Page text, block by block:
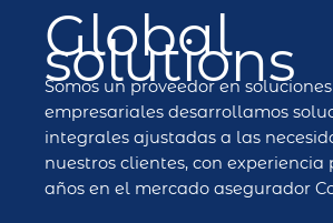
Global
solutions
Somos un proveedor en
empresariales desarrollamos
integrales ajustadas a las
nuestros clientes, con experiencia
años en el mercado asegurador